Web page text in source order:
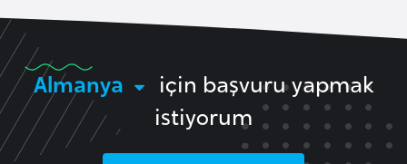
Almanya
için başvuru yapmak
istiyorum
k
B
u
g